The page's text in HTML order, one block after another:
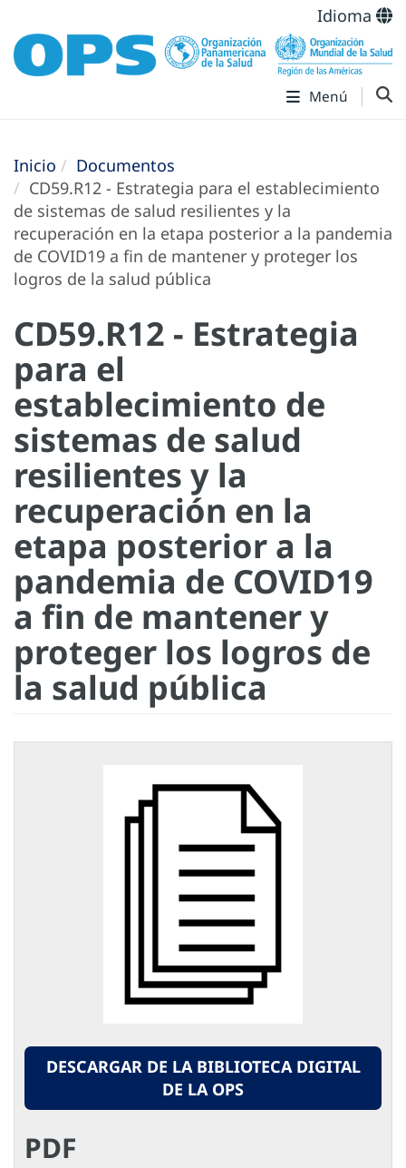
Idioma
Menú
Inicio
Documentos
CD59.R12 - Estrategia para el establecimiento
de sistemas de salud resilientes y la
recuperación en la etapa posterior a la pandemia
de COVID19 a fin de mantener y proteger los
logros de la salud pública
CD59.R12 - Estrategia
para el
establecimiento de
sistemas de salud
resilientes y la
recuperación en la
etapa posterior a la
pandemia de COVID19
a fin de mantener y
proteger los logros de
la salud pública
DESCARGAR DE LA BIBLIOTECA DIGITAL
DE LA OPS
PDF